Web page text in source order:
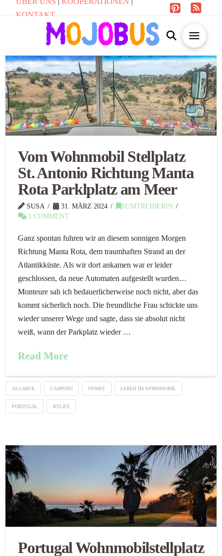
KONTAKT
Vom Wohnmobil Stellplatz
St. Antonio Richtung Manta
Rota Parklplatz am Meer
SUSA 31. MÄRZ 2024
RUMTREIBERIN
1 COMMENT
Ganz spontan fuhren wir an diesem sonnigen Morgen
Richtung Manta Rota, dem traumhaften Strand an der
Atlantikküste. Als wir dort ankamen war er leider
geschlossen, da neue Automaten aufgestellt wurden…
Monteure sah ich bedauerlicherweise noch nicht, aber das
kommt sicherlich noch. Die freundliche Frau schickte uns
wieder unserer Wege und sagte, dass sie absolut nicht
weiß, wann der Parkplatz wieder …
Read More
ALGARVE CAMPING FF00FF LEBEN IM WOHNMOBIL
PORTUGAL RVLIFE
Portugal Wohnmobilstellplatz